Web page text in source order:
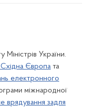
Міністрів України.
Європа та
електронного
міжнародної
врядування задля